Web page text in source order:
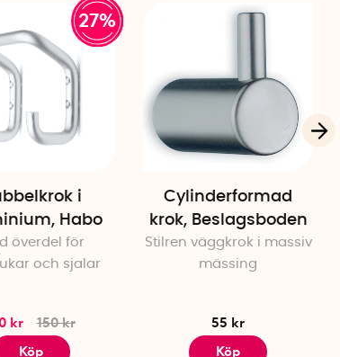
27%
i
Habo
överdel för
och sjalar
kr
150 kr
Köp
Cylinderformad
krok, Beslagsboden
Stilren väggkrok i massiv
mässing
55 kr
Köp